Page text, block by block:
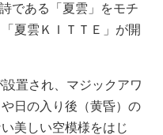
である「夏雲」をモチ
夏雲ＫＩＴＴＥ」が開
置され、マジックアワ
日の入り後（黄昏）の
美しい空模様をはじ